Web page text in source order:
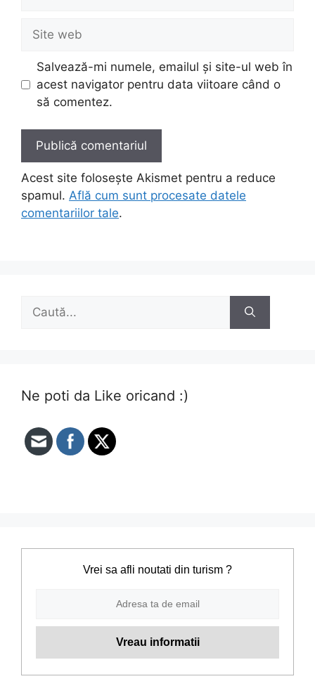
Site
web
Salvează-mi numele, emailul și site-ul web în
acest navigator pentru data viitoare când o
să comentez.
Acest site folosește Akismet pentru a reduce
spamul. Află cum sunt procesate datele
comentariilor tale.
Caută
Ne poti da Like oricand :)
Vrei sa afli noutati din turism ?